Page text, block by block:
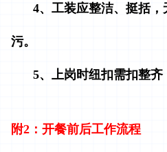
4、工装应整洁、挺括
污。
5、上岗时纽扣需扣整齐
附2：开餐前后工作流程